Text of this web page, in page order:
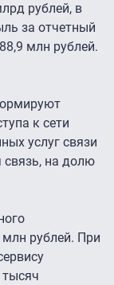
рублей, в
за отчетный
млн рублей.
к сети
услуг связи
связь, на долю
млн рублей. При